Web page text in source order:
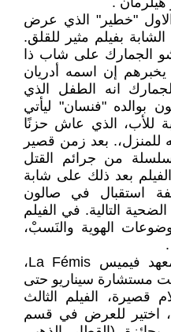
"خطير" الذي عرض
الشابة بفيلم مثير للقلق.
الجمارك على شاب ذا
إن اسمه أدريان
انه الطفل الذي
يتصلون بوالده "فنسان" ليأتي
للأب، الذي عاش حزنًا
للمنزل،. بعد زمن قصير
من جرائم القتل
بعد ذلك على شابة
استقبال في صالون
التالية. في الفيلم
الهوية والنَسبْ،
تخرجت جوليا دوكورنو من معهد فيميس La Fémis،
عام 2008، عملت مستشارة سيناريو حتى
قصيرة، الفيلم الثالث
" مدته 21 دقيقة، اختير للعرض في قسم